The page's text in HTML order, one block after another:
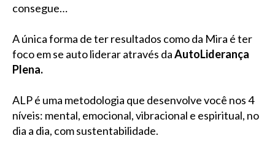
consegue…
A única forma de ter resultados como da Mira é ter
foco em se auto liderar através daAutoLiderança
Plena.
ALP é uma metodologia que desenvolve você nos 4
níveis: mental, emocional, vibracional e espiritual, no
dia a dia, com sustentabilidade.